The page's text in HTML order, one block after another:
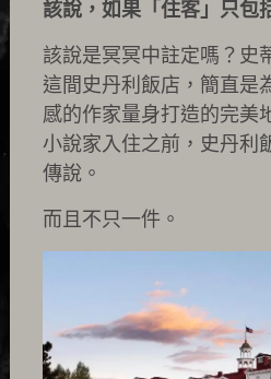
該說，如果「住客」只包
該說是冥冥中註定嗎？史
這間史丹利飯店，簡直是
感的作家量身打造的完美
小說家入住之前，史丹利
傳說。
而且不只一件。